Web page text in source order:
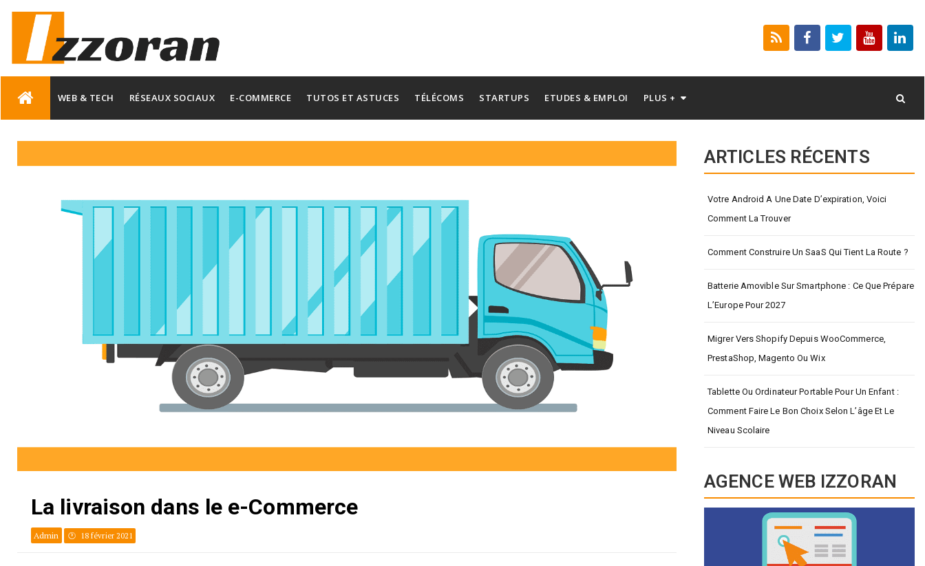
WEB & TECH RÉSEAUX SOCIAUX E-COMMERCE TUTOS ET ASTUCES TÉLÉCOMS STARTUPS ETUDES & EMPLOI PLUS +
La livraison dans le e-Commerce
Admin 18 février 2021
ARTICLES RÉCENTS
Votre Android A Une Date D’expiration, Voici
Comment La Trouver
Comment Construire Un SaaS Qui Tient La Route ?
Batterie Amovible Sur Smartphone : Ce Que Prépare
L’Europe Pour 2027
Migrer Vers Shopify Depuis WooCommerce,
PrestaShop, Magento Ou Wix
Tablette Ou Ordinateur Portable Pour Un Enfant :
Comment Faire Le Bon Choix Selon L’âge Et Le
Niveau Scolaire
AGENCE WEB IZZORAN